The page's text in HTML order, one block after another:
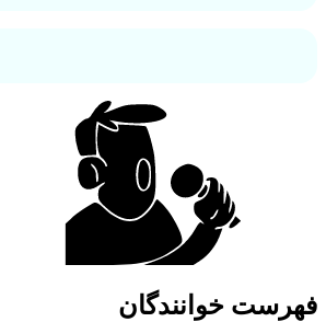
فهرست خوانندگان